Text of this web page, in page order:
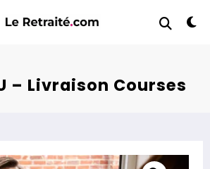
– Livraison Courses